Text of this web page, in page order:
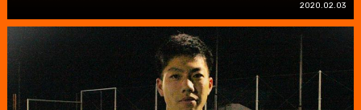
2020.02.03